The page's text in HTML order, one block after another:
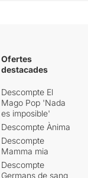
Ofertes
destacades
Descompte El
Mago Pop 'Nada
es imposible'
Descompte Ànima
Descompte
Mamma mia
Descompte
Germans de sang